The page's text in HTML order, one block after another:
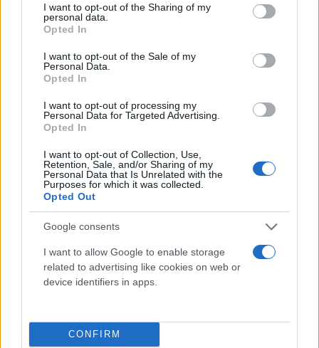
not limited to your visit or usage behaviour. You may click to
grant or deny consent to Google and its third-party tags to
use your data for below specified purposes in below Google
consent section.
I want to opt-out of the Sharing of my
personal data.
Opted In
I want to opt-out of the Sale of my
Personal Data.
Opted In
I want to opt-out of processing my
Personal Data for Targeted Advertising.
Opted In
I want to opt-out of Collection, Use,
Retention, Sale, and/or Sharing of my
Personal Data that Is Unrelated with the
Purposes for which it was collected.
Opted Out
Google consents
I want to allow Google to enable storage
related to advertising like cookies on web or
device identifiers in apps.
CONFIRM
Σύμφωνα με τα τελευταία στοιχεία της ΑΑΔΕ
1.758.055 φορολογικές δηλώσεις του 2024 με το